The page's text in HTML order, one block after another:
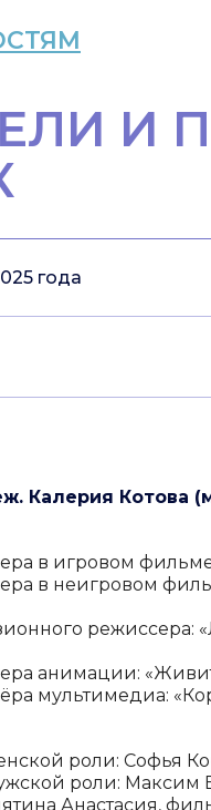
И
года
Калерия Котова
в игровом
в неигровом
режиссера:
анимации:
мультимедиа:
роли: Софья
роли: Максим
Анастасия,